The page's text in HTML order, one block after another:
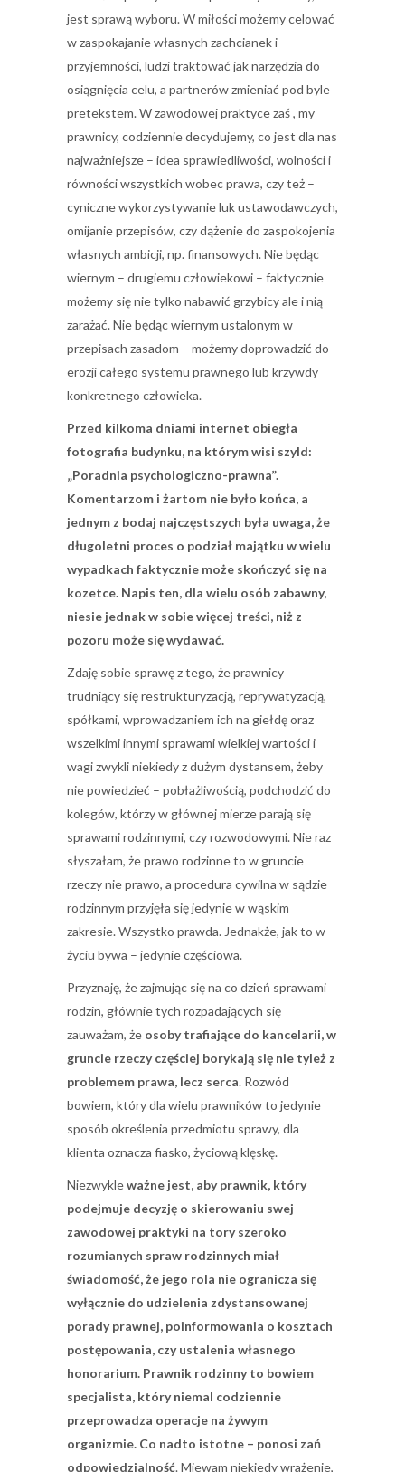
jest sprawą wyboru. W miłości możemy celować
w zaspokajanie własnych zachcianek i
przyjemności, ludzi traktować jak narzędzia do
osiągnięcia celu, a partnerów zmieniać pod byle
pretekstem. W zawodowej praktyce zaś , my
prawnicy, codziennie decydujemy, co jest dla nas
najważniejsze – idea sprawiedliwości, wolności i
równości wszystkich wobec prawa, czy też –
cyniczne wykorzystywanie luk ustawodawczych,
omijanie przepisów, czy dążenie do zaspokojenia
własnych ambicji, np. finansowych. Nie będąc
wiernym – drugiemu człowiekowi – faktycznie
możemy się nie tylko nabawić grzybicy ale i nią
zarażać. Nie będąc wiernym ustalonym w
przepisach zasadom – możemy doprowadzić do
erozji całego systemu prawnego lub krzywdy
konkretnego człowieka.
Przed kilkoma dniami internet obiegła
fotografia budynku, na którym wisi szyld:
„Poradnia psychologiczno-prawna”.
Komentarzom i żartom nie było końca, a
jednym z bodaj najczęstszych była uwaga, że
długoletni proces o podział majątku w wielu
wypadkach faktycznie może skończyć się na
kozetce. Napis ten, dla wielu osób zabawny,
niesie jednak w sobie więcej treści, niż z
pozoru może się wydawać.
Zdaję sobie sprawę z tego, że prawnicy
trudniący się restrukturyzacją, reprywatyzacją,
spółkami, wprowadzaniem ich na giełdę oraz
wszelkimi innymi sprawami wielkiej wartości i
wagi zwykli niekiedy z dużym dystansem, żeby
nie powiedzieć – pobłażliwością, podchodzić do
kolegów, którzy w głównej mierze parają się
sprawami rodzinnymi, czy rozwodowymi. Nie raz
słyszałam, że prawo rodzinne to w gruncie
rzeczy nie prawo, a procedura cywilna w sądzie
rodzinnym przyjęła się jedynie w wąskim
zakresie. Wszystko prawda. Jednakże, jak to w
życiu bywa – jedynie częściowa.
Przyznaję, że zajmując się na co dzień sprawami
rodzin, głównie tych rozpadających się
zauważam, że osoby trafiające do kancelarii, w
gruncie rzeczy częściej borykają się nie tyleż z
problemem prawa, lecz serca. Rozwód
bowiem, który dla wielu prawników to jedynie
sposób określenia przedmiotu sprawy, dla
klienta oznacza fiasko, życiową klęskę.
Niezwykleważne jest, aby prawnik, który
podejmuje decyzję o skierowaniu swej
zawodowej praktyki na tory szeroko
rozumianych spraw rodzinnych miał
świadomość, że jego rola nie ogranicza się
wyłącznie do udzielenia zdystansowanej
porady prawnej, poinformowania o kosztach
postępowania, czy ustalenia własnego
honorarium. Prawnik rodzinny to bowiem
specjalista, który niemal codziennie
przeprowadza operacje na żywym
organizmie. Co nadto istotne – ponosi zań
odpowiedzialność. Miewam niekiedy wrażenie,